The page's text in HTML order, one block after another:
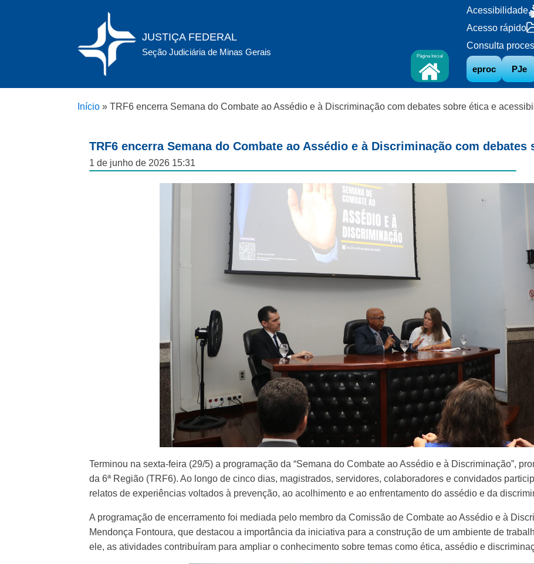
JUSTIÇA FEDERAL
Seção Judiciária de Minas Gerais Página Inicial
Acessibilidade
Acesso rápido
Consulta
eproc PJe
Início » TRF6 encerra Semana do Combate ao Assédio e à Discriminação com debates sobre ética e
TRF6 encerra Semana do Combate ao Assédio e à Discriminação com
1 de junho de 2026 15:31
Terminou na sexta-feira (29/5) a programação da “Semana do Combate ao Assédio e à Discriminação”,
da 6ª Região (TRF6). Ao longo de cinco dias, magistrados, servidores, colaboradores e convidados
relatos de experiências voltados à prevenção, ao acolhimento e ao enfrentamento do assédio e da
A programação de encerramento foi mediada pelo membro da Comissão de Combate ao Assédio e à
Mendonça Fontoura, que destacou a importância da iniciativa para a construção de um ambiente de
ele, as atividades contribuíram para ampliar o conhecimento sobre temas como ética, assédio e